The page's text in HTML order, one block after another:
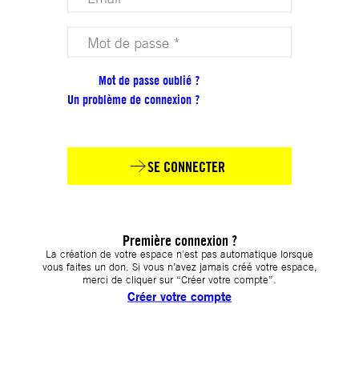
Votre mot de passe (obligatoire)
Mot de passe oublié ?
Un problème de connexion ?
SE CONNECTER
Première connexion ?
La création de votre espace n’est pas automatique lorsque
vous faites un don. Si vous n’avez jamais créé votre espace,
merci de cliquer sur “Créer votre compte”.
Créer votre compte